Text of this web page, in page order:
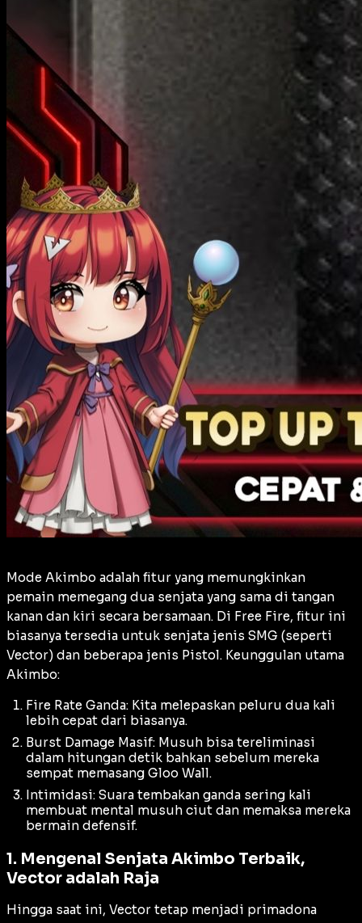
Mode Akimbo adalah fitur yang memungkinkan
pemain memegang dua senjata yang sama di tangan
kanan dan kiri secara bersamaan. Di Free Fire, fitur ini
biasanya tersedia untuk senjata jenis SMG (seperti
Vector) dan beberapa jenis Pistol. Keunggulan utama
Akimbo:
Fire Rate Ganda: Kita melepaskan peluru dua kali
lebih cepat dari biasanya.
Burst Damage Masif: Musuh bisa tereliminasi
dalam hitungan detik bahkan sebelum mereka
sempat memasang Gloo Wall.
Intimidasi: Suara tembakan ganda sering kali
membuat mental musuh ciut dan memaksa mereka
bermain defensif.
1. Mengenal Senjata Akimbo Terbaik,
Vector adalah Raja
Hingga saat ini, Vector tetap menjadi primadona